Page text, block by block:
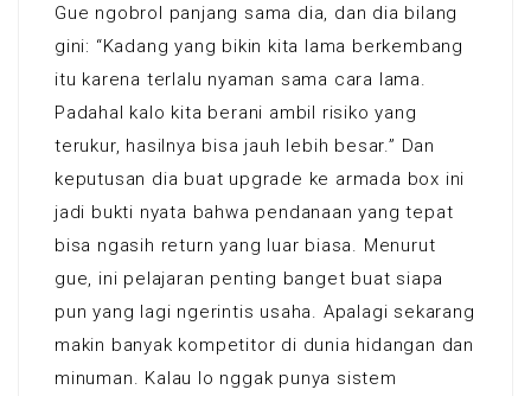
Gue ngobrol panjang sama dia, dan dia bilang
gini: “Kadang yang bikin kita lama berkembang
itu karena terlalu nyaman sama cara lama.
Padahal kalo kita berani ambil risiko yang
terukur, hasilnya bisa jauh lebih besar.” Dan
keputusan dia buat upgrade ke armada box ini
jadi bukti nyata bahwa pendanaan yang tepat
bisa ngasih return yang luar biasa. Menurut
gue, ini pelajaran penting banget buat siapa
pun yang lagi ngerintis usaha. Apalagi sekarang
makin banyak kompetitor di dunia hidangan dan
minuman. Kalau lo nggak punya sistem